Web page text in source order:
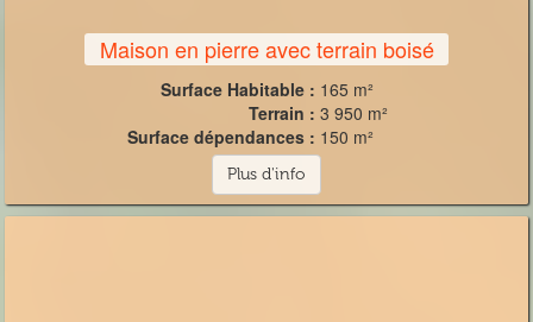
Maison en pierre avec terrain boisé
Surface Habitable : 165 m²
Terrain : 3 950 m²
Surface dépendances : 150 m²
Plus d'info